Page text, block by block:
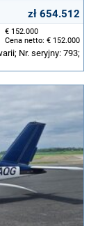
zł 654.512
€ 152.000
Cena netto: € 152.000
Nr. seryjny: 793;